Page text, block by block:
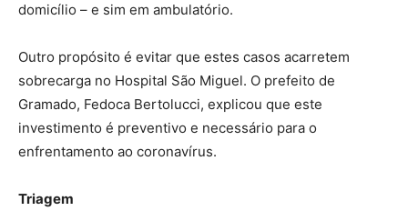
domicílio – e sim em ambulatório.
Outro propósito é evitar que estes casos acarretem
sobrecarga no Hospital São Miguel. O prefeito de
Gramado, Fedoca Bertolucci, explicou que este
investimento é preventivo e necessário para o
enfrentamento ao coronavírus.
Triagem